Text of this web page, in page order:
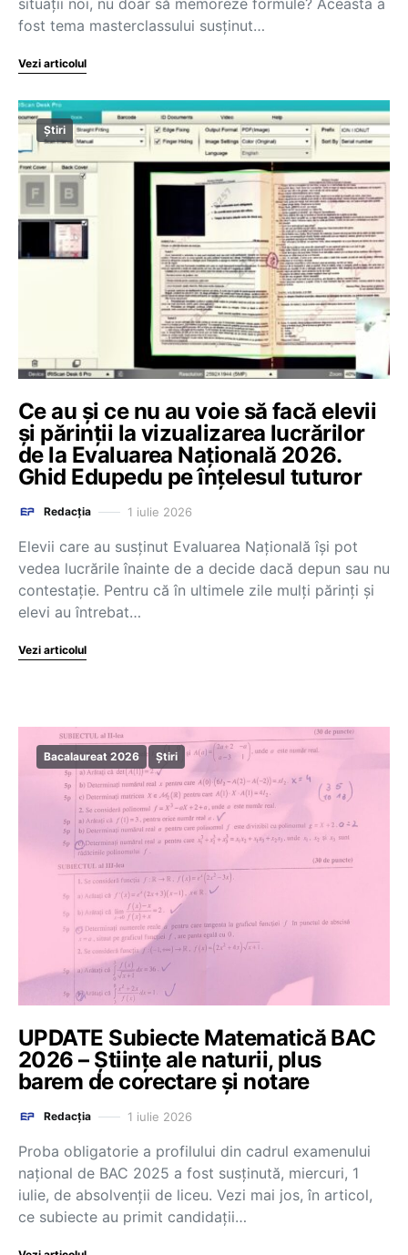
situații noi, nu doar să memoreze formule? Aceasta a
fost tema masterclassului susținut…
Vezi articolul
Știri
Ce au și ce nu au voie să facă elevii
și părinții la vizualizarea lucrărilor
de la Evaluarea Națională 2026.
Ghid Edupedu pe înțelesul tuturor
Redacția 1 iulie 2026
Elevii care au susținut Evaluarea Națională își pot
vedea lucrările înainte de a decide dacă depun sau nu
contestație. Pentru că în ultimele zile mulți părinți și
elevi au întrebat…
Vezi articolul
Bacalaureat 2026 Știri
UPDATE Subiecte Matematică BAC
2026 – Științe ale naturii, plus
barem de corectare și notare
Redacția 1 iulie 2026
Proba obligatorie a profilului din cadrul examenului
național de BAC 2025 a fost susținută, miercuri, 1
iulie, de absolvenții de liceu. Vezi mai jos, în articol,
ce subiecte au primit candidații…